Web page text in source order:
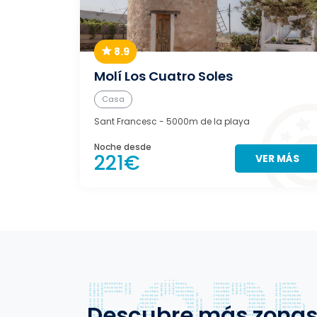
8.9
Molí Los Cuatro Soles
Casa
Sant Francesc - 5000m de la playa
Noche desde
221€ VER MÁS